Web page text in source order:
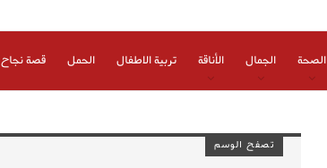
الصحة الجمال الأناقة تربية الاطفال الحمل قصة نجاح
تصفح الوسم